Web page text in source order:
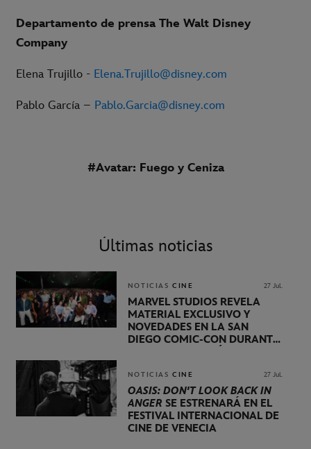
Departamento de prensa The Walt Disney
Company
Elena Trujillo - Elena.Trujillo@disney.com
Pablo García – Pablo.Garcia@disney.com
#Avatar: Fuego y Ceniza
Últimas noticias
NOTICIAS CINE 27 Jul.
MARVEL STUDIOS REVELA
MATERIAL EXCLUSIVO Y
NOVEDADES EN LA SAN
DIEGO COMIC-CON DURANTE
NOTICIAS CINE 27 Jul.
OASIS: DON'T LOOK BACK IN
ANGER SE ESTRENARÁ EN EL
FESTIVAL INTERNACIONAL DE
CINE DE VENECIA